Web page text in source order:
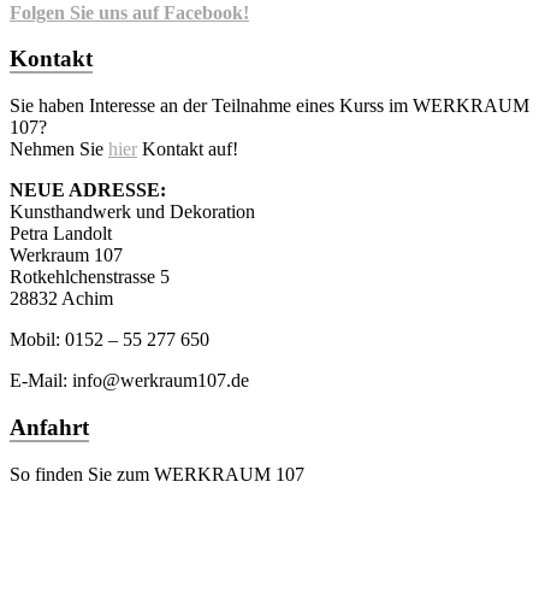
Folgen Sie uns auf Facebook!
Kontakt
Sie haben Interesse an der Teilnahme eines Kurss im WERKRAUM
107?
Nehmen Sie hier Kontakt auf!
NEUE ADRESSE:
Kunsthandwerk und Dekoration
Petra Landolt
Werkraum 107
Rotkehlchenstrasse 5
28832 Achim
Mobil: 0152 – 55 277 650
E-Mail: info@werkraum107.de
Anfahrt
So finden Sie zum WERKRAUM 107